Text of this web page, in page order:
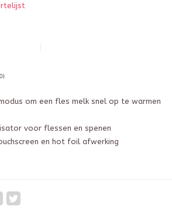
modus om een fles melk snel op te warmen
voor flessen en spenen
touchscreen en hot foil afwerking